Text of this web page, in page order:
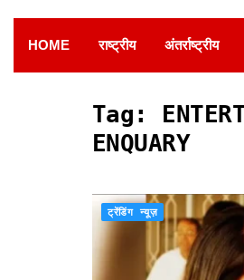
HOME राष्ट्रीय अंतर्राष्ट्रीय
Tag:
ENQUARY
ट्रेंडिंग न्यूज़